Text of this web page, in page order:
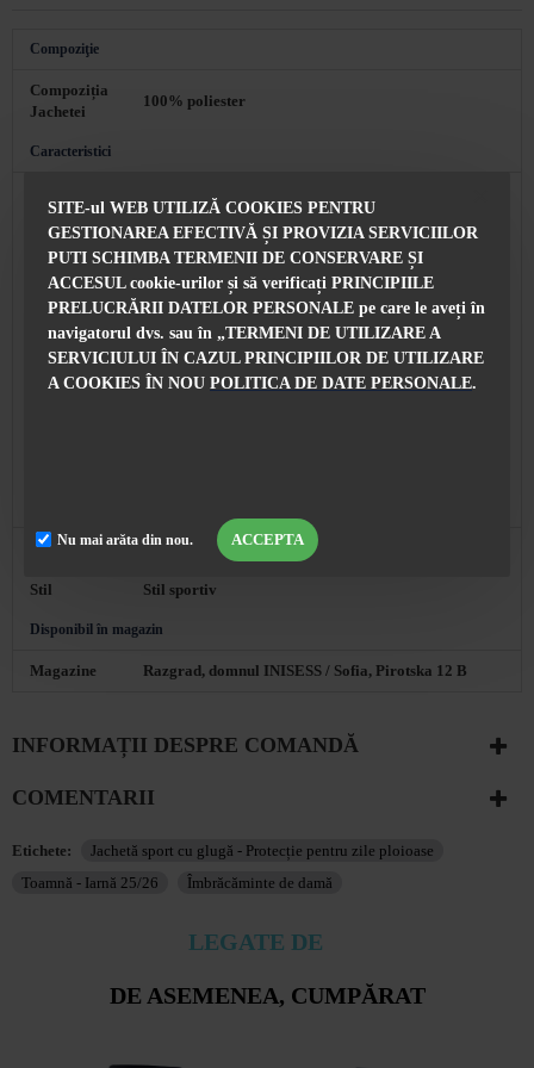
SITE-ul WEB UTILIZĂ COOKIES PENTRU
GESTIONAREA EFECTIVĂ ȘI PROVIZIA SERVICIILOR
PUTI SCHIMBA TERMENII DE CONSERVARE ȘI
ACCESUL cookie-urilor și să verificați PRINCIPIILE
PRELUCRĂRII DATELOR PERSONALE pe care le aveți în
navigatorul dvs. sau în „TERMENI DE UTILIZARE A
SERVICIULUI ÎN CAZUL PRINCIPIILOR DE UTILIZARE
A COOKIES ÎN NOU POLITICA DE DATE PERSONALE.
ACCEPTA
Nu mai arăta din nou.
Compoziţie
Compoziția
Jachetei
100% poliester
Caracteristici
jachetei
75 см
Fixare Cu nasturi
Facut in Bulgaria
Livrare
Cu Econt Courier Company, 24 de ore de la
confirmarea comenzii
Colectie Toamna - Iarna 25/26
Stil Stil sportiv
Disponibil în magazin
Magazine Razgrad, domnul INISESS / Sofia, Pirotska 12 B
INFORMAȚII DESPRE COMANDĂ
COMENTARII
Etichete:
Jachetă sport cu glugă - Protecție pentru zile ploioase
Toamnă - Iarnă 25/26
Îmbrăcăminte de damă
LEGATE DE
DE ASEMENEA, CUMPĂRAT